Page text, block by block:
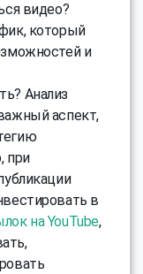
видео?
который
и
Анализ
аспект,
при
в
на YouTube,